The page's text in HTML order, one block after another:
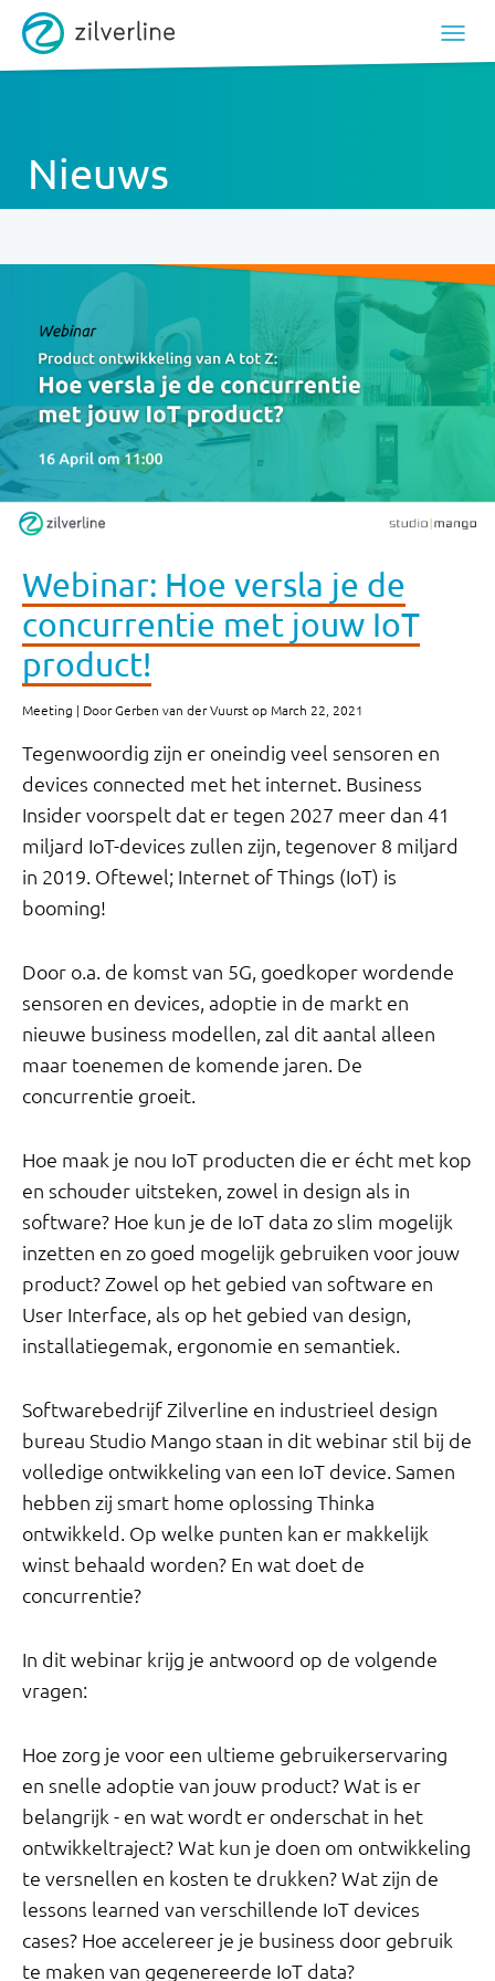
Nieuws
Webinar: Hoe versla je de
concurrentie met jouw IoT
product!
Meeting | Door Gerben van der Vuurst op March 22, 2021
Tegenwoordig zijn er oneindig veel sensoren en
devices connected met het internet. Business
Insider voorspelt dat er tegen 2027 meer dan 41
miljard IoT-devices zullen zijn, tegenover 8 miljard
in 2019. Oftewel; Internet of Things (IoT) is
booming!
Door o.a. de komst van 5G, goedkoper wordende
sensoren en devices, adoptie in de markt en
nieuwe business modellen, zal dit aantal alleen
maar toenemen de komende jaren. De
concurrentie groeit.
Hoe maak je nou IoT producten die er écht met kop
en schouder uitsteken, zowel in design als in
software? Hoe kun je de IoT data zo slim mogelijk
inzetten en zo goed mogelijk gebruiken voor jouw
product? Zowel op het gebied van software en
User Interface, als op het gebied van design,
installatiegemak, ergonomie en semantiek.
Softwarebedrijf Zilverline en industrieel design
bureau Studio Mango staan in dit webinar stil bij de
volledige ontwikkeling van een IoT device. Samen
hebben zij smart home oplossing Thinka
ontwikkeld. Op welke punten kan er makkelijk
winst behaald worden? En wat doet de
concurrentie?
In dit webinar krijg je antwoord op de volgende
vragen:
Hoe zorg je voor een ultieme gebruikerservaring
en snelle adoptie van jouw product? Wat is er
belangrijk - en wat wordt er onderschat in het
ontwikkeltraject? Wat kun je doen om ontwikkeling
te versnellen en kosten te drukken? Wat zijn de
lessons learned van verschillende IoT devices
cases? Hoe accelereer je je business door gebruik
te maken van gegenereerde IoT data?